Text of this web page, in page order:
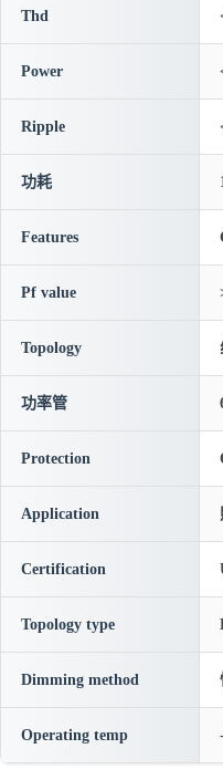
Thd
Power
Ripple
功耗
Features
Pf value
Topology
功率管
Protection
Application
Certification
Topology type
Dimming method
Operating temp